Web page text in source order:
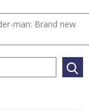
man: Brand new